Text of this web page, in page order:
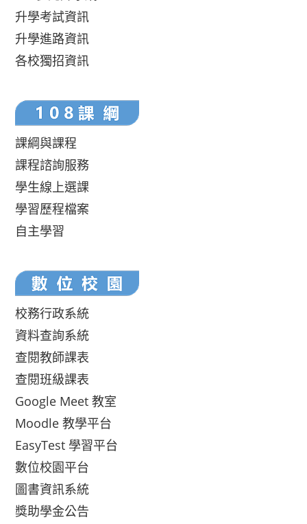
升學考試資訊
升學進路資訊
各校獨招資訊
課綱與課程
課程諮詢服務
學生線上選課
學習歷程檔案
自主學習
校務行政系統
資料查詢系統
查閱教師課表
查閱班級課表
Google Meet 教室
Moodle 教學平台
EasyTest 學習平台
數位校園平台
圖書資訊系統
獎助學金公告